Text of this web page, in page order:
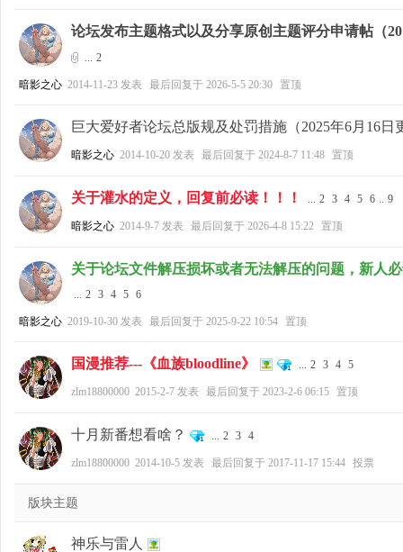
论坛发布主题格式以及分享原创主题评分申请帖（
... 2
暗影之心 2014-11-23 发表 最后回复于 2026-5-5 20:30 置顶
巨大爱好者论坛总版规及处罚措施（2025年6月16日
暗影之心 2014-10-20 发表 最后回复于 2024-8-7 11:48 置顶
关于灌水的定义，回复前必读！！！ ... 2 3 4 5 6 .. 9
暗影之心 2014-9-7 发表 最后回复于 2026-4-8 15:22 置顶
关于论坛文件解压损坏或者无法解压的问题，新人
... 2 3 4 5 6
暗影之心 2019-10-30 发表 最后回复于 2025-9-22 10:54 置顶
国漫推荐---《血族bloodline》 ... 2 3 4 5
zlm18800000 2015-2-7 发表 最后回复于 2023-2-6 06:15 置顶
十月新番想看啥？ ... 2 3 4
zlm18800000 2014-10-5 发表 最后回复于 2017-11-17 15:44 投票
版块主题
神乐与雷人